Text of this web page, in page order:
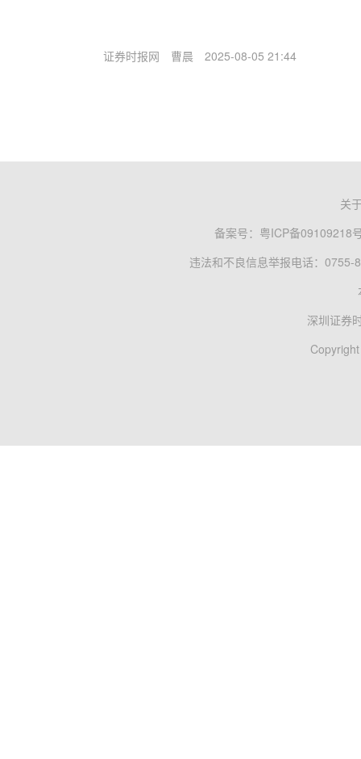
证券时报网 曹晨 2025-08-05 21:44
关
备案号： 粤ICP备09109218
违法和不良信息举报电话：0755-
深圳证券